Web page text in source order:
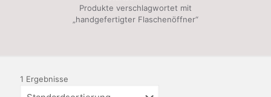
Produkte verschlagwortet mit
„handgefertigter Flaschenöffner“
1 Ergebnisse